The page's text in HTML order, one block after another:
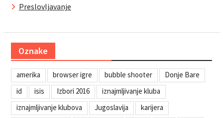
Preslovljavanje
Oznake
amerika browser igre bubble shooter
Donje Bare
id
isis Izbori 2016
iznajmljivanje kluba
iznajmljivanje klubova
Jugoslavija
karijera